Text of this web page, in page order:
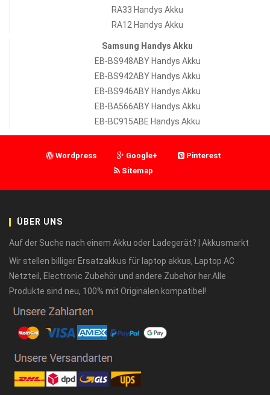
RA33 Handys Akku
RA12 Handys Akku
Samsung Handys Akku
EB-BS948ABY Handys Akku
EB-BS942ABY Handys Akku
EB-BS946ABY Handys Akku
EB-BA566ABY Handys Akku
EB-BC915ABE Handys Akku
Wordpress Google+
Pinterest
Sitemap
ÜBER UNS
Auf der Suche nach einem Akku oder Ladegerät? | Akkusmarkt
Wir stellen billiger Ersatzakkus für laptop akkus, Laptop AC
Netzteil, Electronic Zubehör und andere Zubehör her.Alle
Produkte sind neu, 100% mit Originalen kompatibel!